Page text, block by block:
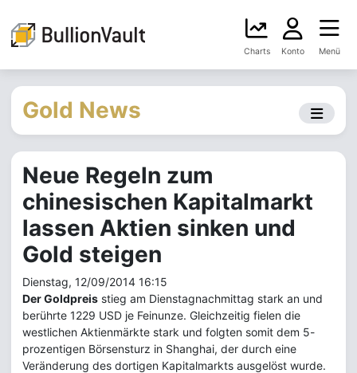
Charts Konto Menü
Gold News
Neue Regeln zum
chinesischen Kapitalmarkt
lassen Aktien sinken und
Gold steigen
Dienstag, 12/09/2014 16:15
Der Goldpreis stieg am Dienstagnachmittag stark an und
berührte 1229 USD je Feinunze. Gleichzeitig fielen die
westlichen Aktienmärkte stark und folgten somit dem 5-
prozentigen Börsensturz in Shanghai, der durch eine
Veränderung des dortigen Kapitalmarkts ausgelöst wurde.